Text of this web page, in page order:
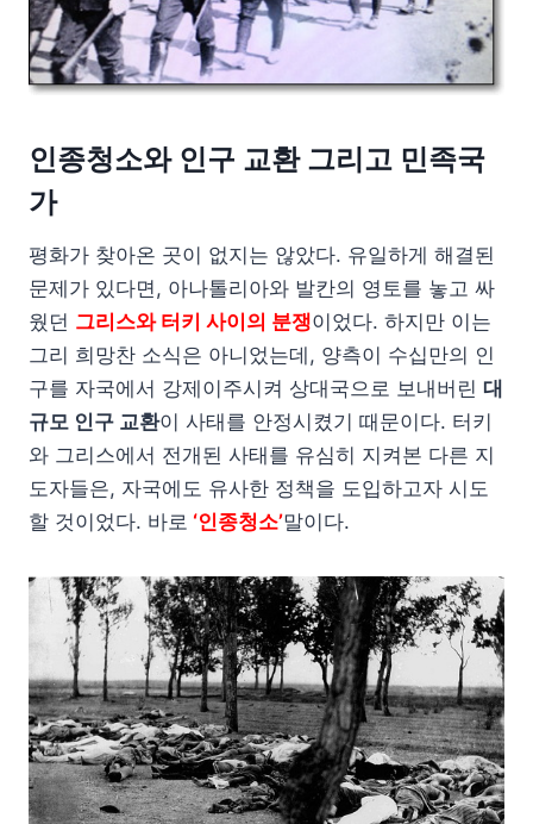
인종청소와 인구 교환 그리고 민족국
가
평화가 찾아온 곳이 없지는 않았다. 유일하게 해결된
문제가 있다면, 아나톨리아와 발칸의 영토를 놓고 싸
웠던 그리스와 터키 사이의 분쟁이었다. 하지만 이는
그리 희망찬 소식은 아니었는데, 양측이 수십만의 인
구를 자국에서 강제이주시켜 상대국으로 보내버린 대
규모 인구 교환이 사태를 안정시켰기 때문이다. 터키
와 그리스에서 전개된 사태를 유심히 지켜본 다른 지
도자들은, 자국에도 유사한 정책을 도입하고자 시도
할 것이었다. 바로 ‘인종청소’말이다.